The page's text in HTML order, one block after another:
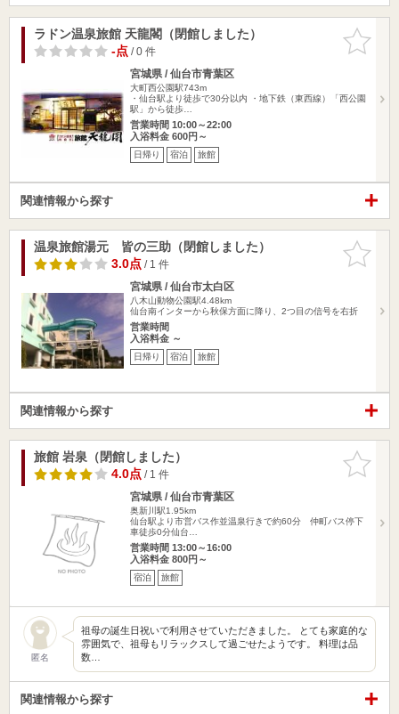
お気に入
りに追加
ラドン温泉旅館 天龍閣（閉館しました）
-点/ 0 件
宮城県 / 仙台市青葉区
大町西公園駅743m
・仙台駅より徒歩で30分以内 ・地下鉄（東西線）「西公園
駅」から徒歩…
営業時間 10:00～22:00
入浴料金 600円～
日帰り 宿泊 旅館
関連情報から探す
お気に入
りに追加
温泉旅館湯元 皆の三助（閉館しました）
3.0点/ 1 件
宮城県 / 仙台市太白区
八木山動物公園駅4.48km
仙台南インターから秋保方面に降り、2つ目の信号を右折
営業時間
入浴料金 ～
日帰り 宿泊 旅館
関連情報から探す
お気に入
りに追加
旅館 岩泉（閉館しました）
4.0点/ 1 件
宮城県 / 仙台市青葉区
奥新川駅1.95km
仙台駅より市営バス作並温泉行きで約60分 仲町バス停下
車徒歩0分仙台…
営業時間 13:00～16:00
入浴料金 800円～
宿泊 旅館
匿名
祖母の誕生日祝いで利用させていただきました。 とても家庭的な
雰囲気で、祖母もリラックスして過ごせたようです。 料理は品
数…
関連情報から探す